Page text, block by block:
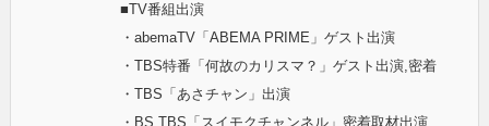
■TV番組出演
・abemaTV「ABEMA PRIME」ゲスト出演
・TBS特番「何故のカリスマ？」ゲスト出演,密着
・TBS「あさチャン」出演
・BS TBS「スイモクチャンネル」密着取材出演